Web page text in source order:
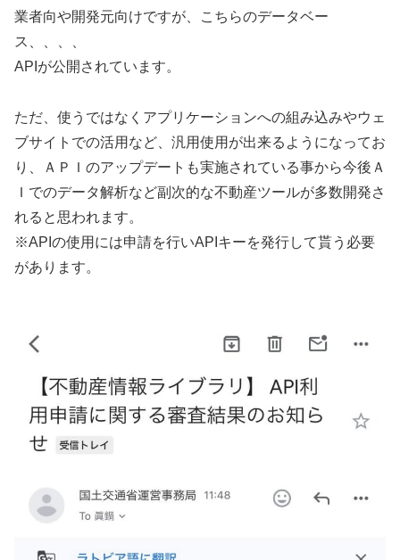
業者向や開発元向けですが、こちらのデータベー
ス、、、、
APIが公開されています。
ただ、使うではなくアプリケーションへの組み込みやウェ
ブサイトでの活用など、汎用使用が出来るようになってお
り、ＡＰＩのアップデートも実施されている事から今後Ａ
Ｉでのデータ解析など副次的な不動産ツールが多数開発さ
れると思われます。
※APIの使用には申請を行いAPIキーを発行して貰う必要
があります。